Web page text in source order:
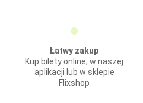
Łatwy zakup
Kup bilety online, w naszej
aplikacji lub w sklepie
Flixshop